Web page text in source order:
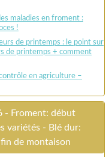
maladies en froment :
!
de printemps : le point sur
de printemps + comment
en agriculture –
- Froment: début
variétés - Blé dur:
de montaison